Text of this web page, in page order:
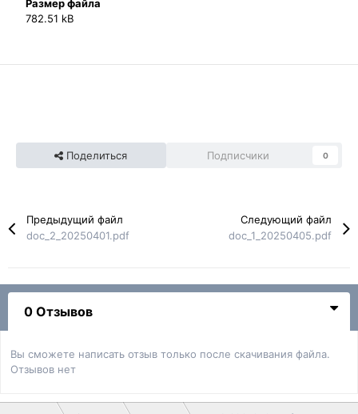
Размер файла
782.51 kB
Поделиться Подписчики 0
Предыдущий файл
doc_2_20250401.pdf
Следующий файл
doc_1_20250405.pdf
0 Отзывов
Вы сможете написать отзыв только после скачивания файла.
Отзывов нет